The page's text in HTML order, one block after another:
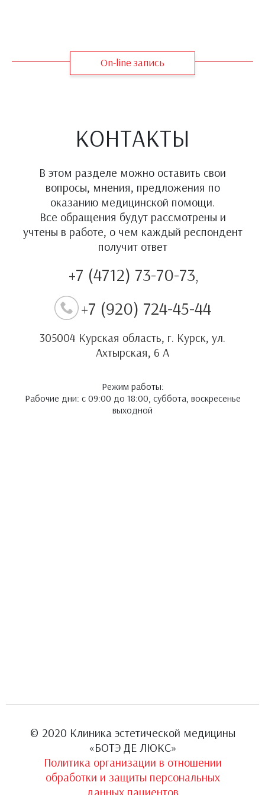
On-line запись
КОНТАКТЫ
В этом разделе можно оставить свои
вопросы, мнения, предложения по
оказанию медицинской помощи.
Все обращения будут рассмотрены и
учтены в работе, о чем каждый респондент
получит ответ
+7 (4712) 73-70-73,
+7 (920) 724-45-44
305004 Курская область, г. Курск, ул.
Ахтырская, 6 А
Режим работы:
Рабочие дни: с 09:00 до 18:00, суббота, воскресенье
выходной
© 2020 Клиника эстетической медицины
«БОТЭ ДЕ ЛЮКС»
Политика организации в отношении
обработки и защиты персональных
данных пациентов